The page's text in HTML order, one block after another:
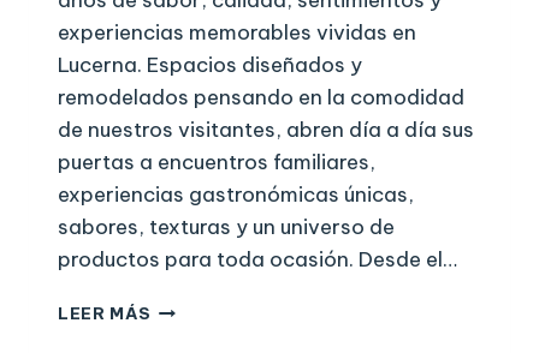
experiencias memorables vividas en
Lucerna. Espacios diseñados y
remodelados pensando en la comodidad
de nuestros visitantes, abren día a día sus
puertas a encuentros familiares,
experiencias gastronómicas únicas,
sabores, texturas y un universo de
productos para toda ocasión. Desde el…
LEER MÁS